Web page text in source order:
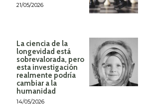
21/05/2026
La ciencia de la
longevidad está
sobrevalorada, pero
esta investigación
realmente podría
cambiar a la
humanidad
14/05/2026